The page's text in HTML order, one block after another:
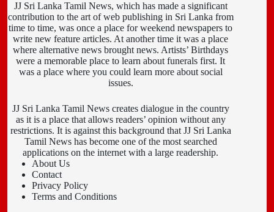
JJ Sri Lanka Tamil News, which has made a significant
contribution to the art of web publishing in Sri Lanka from
time to time, was once a place for weekend newspapers to
write new feature articles. At another time it was a place
where alternative news brought news. Artists’ Birthdays
were a memorable place to learn about funerals first. It
was a place where you could learn more about social
issues.
JJ Sri Lanka Tamil News creates dialogue in the country
as it is a place that allows readers’ opinion without any
restrictions. It is against this background that JJ Sri Lanka
Tamil News has become one of the most searched
applications on the internet with a large readership.
About Us
Contact
Privacy Policy
Terms and Conditions